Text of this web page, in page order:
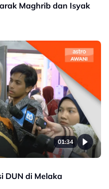
Maghrib dan Isyak
01:34
DUN di Melaka